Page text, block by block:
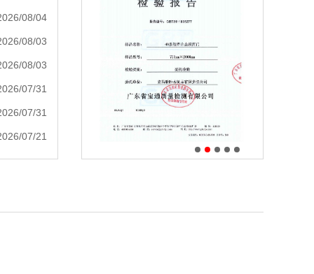
08/04
08/03
08/03
07/31
07/31
07/21